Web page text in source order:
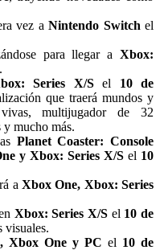
vez a Nintendo Switch el
para llegar a Xbox:
.
Series X/Sel 10 de
que traerá mundos y
multijugador de 32
mucho más.
Planet Coaster: Console
y Xbox: Series X/S el 10
a Xbox One, Xbox: Series
Xbox: Series X/S el 10 de
visuales.
Xbox One y PC el 10 de